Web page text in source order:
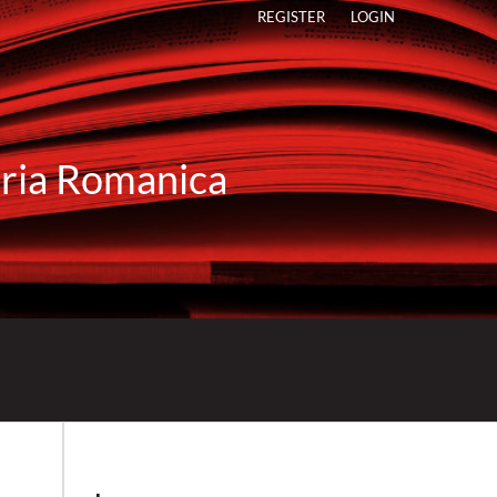
Romanica
REGISTER LOGIN